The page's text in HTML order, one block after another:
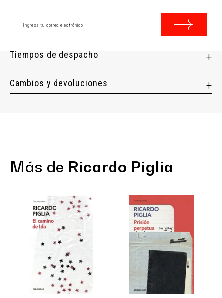
Medios de pago
Tiempos de despacho
Cambios y devoluciones
Más de Ricardo Piglia